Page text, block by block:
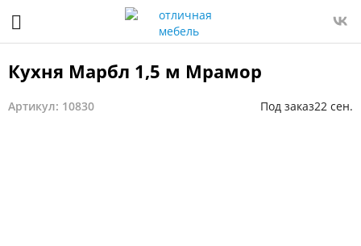
Кухня Марбл 1,5 м Мрамор
Артикул: 10830 Под заказ22 сен.